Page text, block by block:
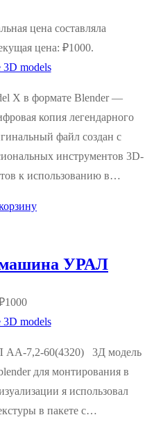
цена составляла
цена: ₽1000.
3D models
X в формате Blender —
копия легендарного
файл создан с
инструментов 3D-
к использованию в…
УРАЛ
1000
3D models
АА-7,2-60(4320) 3Д модель
для монтирования в
я использовал
в пакете с…